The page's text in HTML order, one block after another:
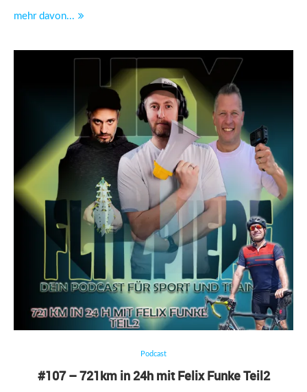
mehr davon...
Podcast
#107 – 721km in 24h mit Felix Funke Teil2